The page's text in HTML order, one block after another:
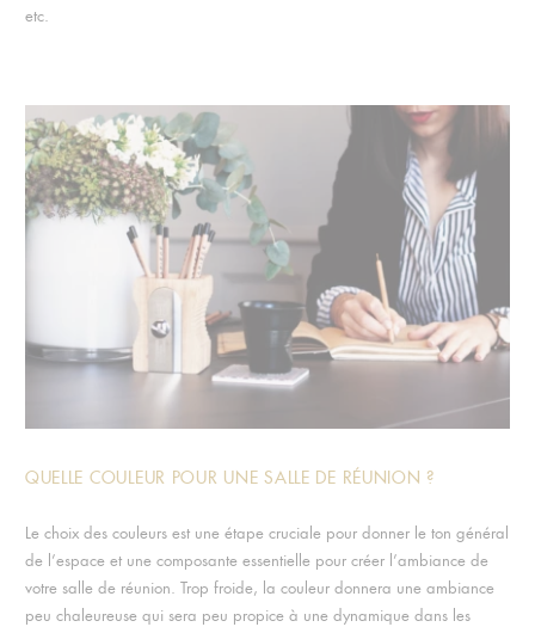
etc.
QUELLE COULEUR POUR UNE SALLE DE RÉUNION ?
Le choix des couleurs est une étape cruciale pour donner le ton général
de l’espace et une composante essentielle pour créer l’ambiance de
votre salle de réunion. Trop froide, la couleur donnera une ambiance
peu chaleureuse qui sera peu propice à une dynamique dans les